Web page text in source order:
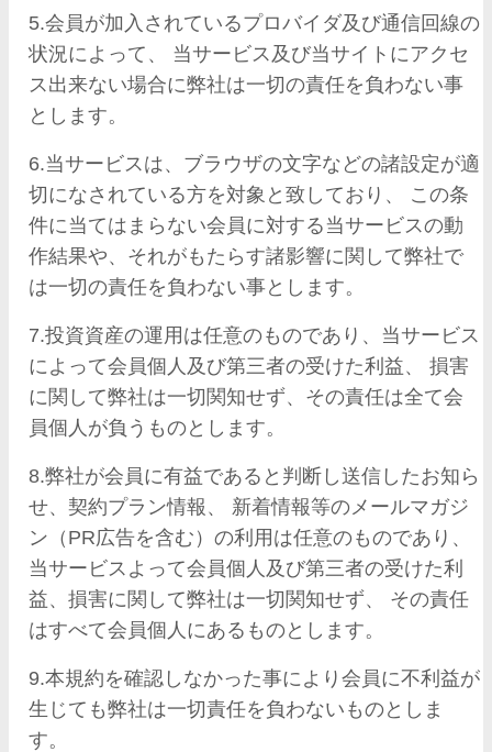
5.会員が加入されているプロバイダ及び通信回線の
状況によって、 当サービス及び当サイトにアクセ
ス出来ない場合に弊社は一切の責任を負わない事
とします。
6.当サービスは、ブラウザの文字などの諸設定が適
切になされている方を対象と致しており、 この条
件に当てはまらない会員に対する当サービスの動
作結果や、それがもたらす諸影響に関して弊社で
は一切の責任を負わない事とします。
7.投資資産の運用は任意のものであり、当サービス
によって会員個人及び第三者の受けた利益、 損害
に関して弊社は一切関知せず、その責任は全て会
員個人が負うものとします。
8.弊社が会員に有益であると判断し送信したお知ら
せ、契約プラン情報、 新着情報等のメールマガジ
ン（PR広告を含む）の利用は任意のものであり、
当サービスよって会員個人及び第三者の受けた利
益、損害に関して弊社は一切関知せず、 その責任
はすべて会員個人にあるものとします。
9.本規約を確認しなかった事により会員に不利益が
生じても弊社は一切責任を負わないものとしま
す。